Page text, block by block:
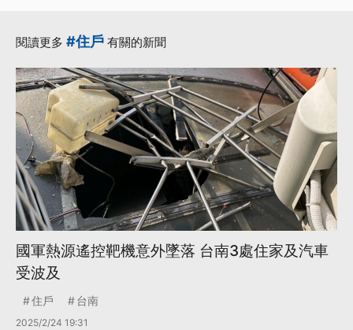
閱讀更多 #住戶 有關的新聞
國軍熱源遙控靶機意外墜落 台南3處住家及汽車
受波及
住戶 台南
2025/2/24 19:31